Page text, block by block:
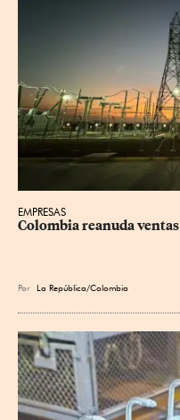
EMPRESAS
Colombia reanuda
Por La República/Colombia